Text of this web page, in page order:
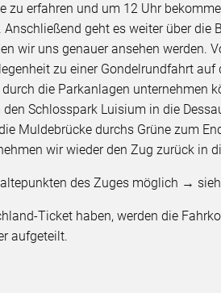
zu erfahren und um 12 Uhr
Anschließend geht es weiter über die
wir uns genauer ansehen werden.
zu einer Gondelrundfahrt auf
die Parkanlagen unternehmen
den Schlosspark Luisium in die
Muldebrücke durchs Grüne zum
wir wieder den Zug zurück in
des Zuges möglich →
Ticket haben, werden die
aufgeteilt.